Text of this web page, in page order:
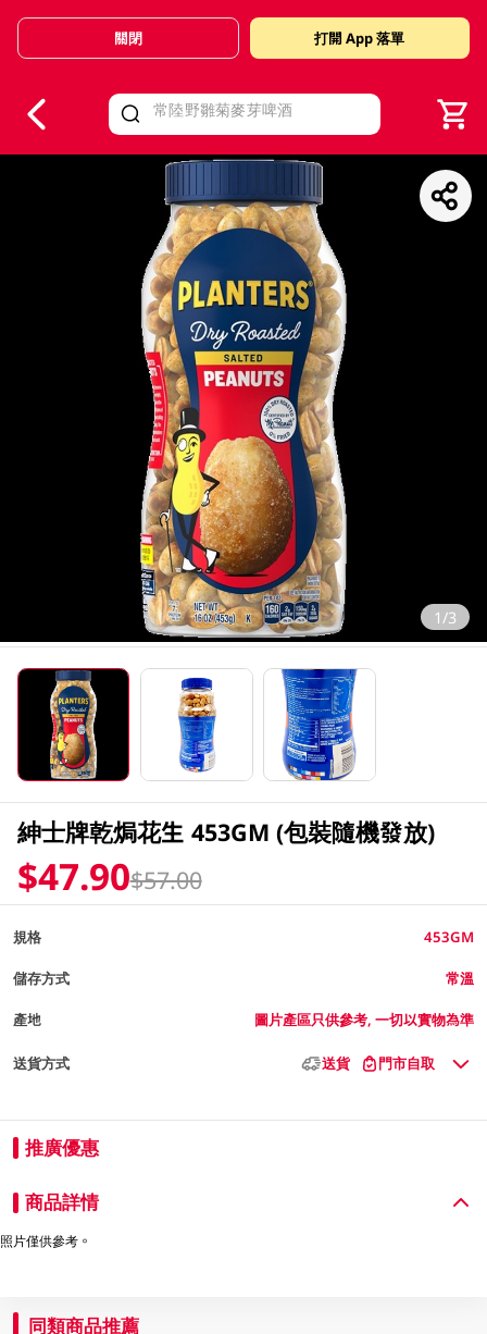
Valid Until 30 June 2026
關閉 打開 App 落單
1/3
紳士牌乾焗花生 453GM (包裝隨機發放)
$47.90$57.00
規格 453GM
儲存方式 常溫
產地 圖片產區只供參考, 一切以實物為準
送貨方式 送貨 門市自取
推廣優惠
商品詳情
照片僅供參考。
同類商品推薦